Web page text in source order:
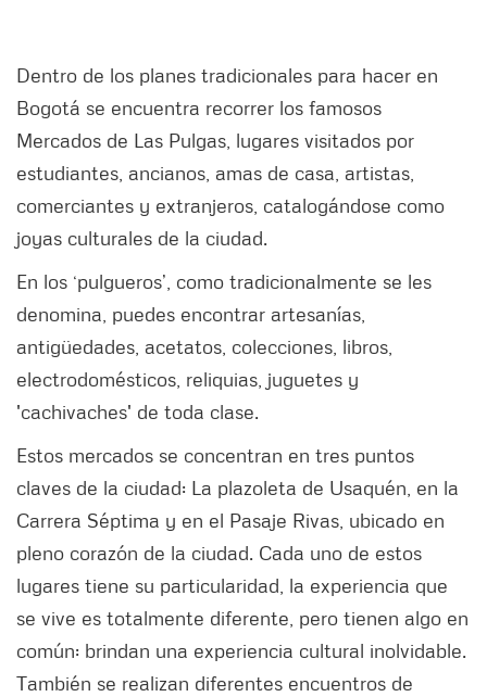
Dentro de los planes tradicionales para hacer en
Bogotá se encuentra recorrer los famosos
Mercados de Las Pulgas, lugares visitados por
estudiantes, ancianos, amas de casa, artistas,
comerciantes y extranjeros, catalogándose como
joyas culturales de la ciudad.
En los ‘pulgueros’, como tradicionalmente se les
denomina, puedes encontrar artesanías,
antigüedades, acetatos, colecciones, libros,
electrodomésticos, reliquias, juguetes y
'cachivaches' de toda clase.
Estos mercados se concentran en tres puntos
claves de la ciudad: La plazoleta de Usaquén, en la
Carrera Séptima y en el Pasaje Rivas, ubicado en
pleno corazón de la ciudad. Cada uno de estos
lugares tiene su particularidad, la experiencia que
se vive es totalmente diferente, pero tienen algo en
común: brindan una experiencia cultural inolvidable.
También se realizan diferentes encuentros de